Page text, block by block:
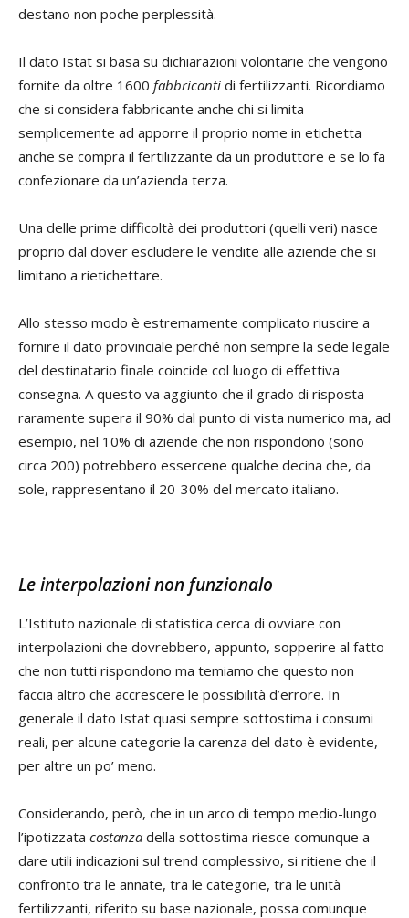
destano non poche perplessità.
Il dato Istat si basa su dichiarazioni volontarie che vengono
fornite da oltre 1600 fabbricanti di fertilizzanti. Ricordiamo
che si considera fabbricante anche chi si limita
semplicemente ad apporre il proprio nome in etichetta
anche se compra il fertilizzante da un produttore e se lo fa
confezionare da un’azienda terza.
Una delle prime difficoltà dei produttori (quelli veri) nasce
proprio dal dover escludere le vendite alle aziende che si
limitano a rietichettare.
Allo stesso modo è estremamente complicato riuscire a
fornire il dato provinciale perché non sempre la sede legale
del destinatario finale coincide col luogo di effettiva
consegna. A questo va aggiunto che il grado di risposta
raramente supera il 90% dal punto di vista numerico ma, ad
esempio, nel 10% di aziende che non rispondono (sono
circa 200) potrebbero essercene qualche decina che, da
sole, rappresentano il 20-30% del mercato italiano.
Le interpolazioni non funzionalo
L’Istituto nazionale di statistica cerca di ovviare con
interpolazioni che dovrebbero, appunto, sopperire al fatto
che non tutti rispondono ma temiamo che questo non
faccia altro che accrescere le possibilità d’errore. In
generale il dato Istat quasi sempre sottostima i consumi
reali, per alcune categorie la carenza del dato è evidente,
per altre un po’ meno.
Considerando, però, che in un arco di tempo medio-lungo
l’ipotizzata costanza della sottostima riesce comunque a
dare utili indicazioni sul trend complessivo, si ritiene che il
confronto tra le annate, tra le categorie, tra le unità
fertilizzanti, riferito su base nazionale, possa comunque